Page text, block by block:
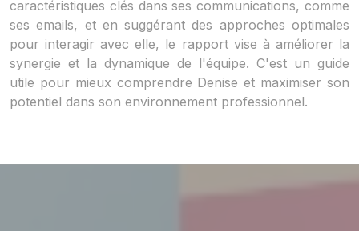
caractéristiques clés dans ses communications, comme
ses emails, et en suggérant des approches optimales
pour interagir avec elle, le rapport vise à améliorer la
synergie et la dynamique de l'équipe. C'est un guide
utile pour mieux comprendre Denise et maximiser son
potentiel dans son environnement professionnel.